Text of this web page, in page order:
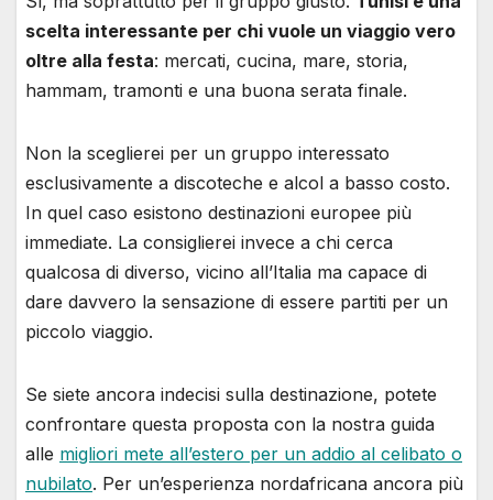
scelta interessante per chi vuole un viaggio vero
oltre alla festa: mercati, cucina, mare, storia,
hammam, tramonti e una buona serata finale.
Non la sceglierei per un gruppo interessato
esclusivamente a discoteche e alcol a basso costo.
In quel caso esistono destinazioni europee più
immediate. La consiglierei invece a chi cerca
qualcosa di diverso, vicino all’Italia ma capace di
dare davvero la sensazione di essere partiti per un
piccolo viaggio.
Se siete ancora indecisi sulla destinazione, potete
confrontare questa proposta con la nostra guida
alle migliori mete all’estero per un addio al celibato o
nubilato. Per un’esperienza nordafricana ancora più